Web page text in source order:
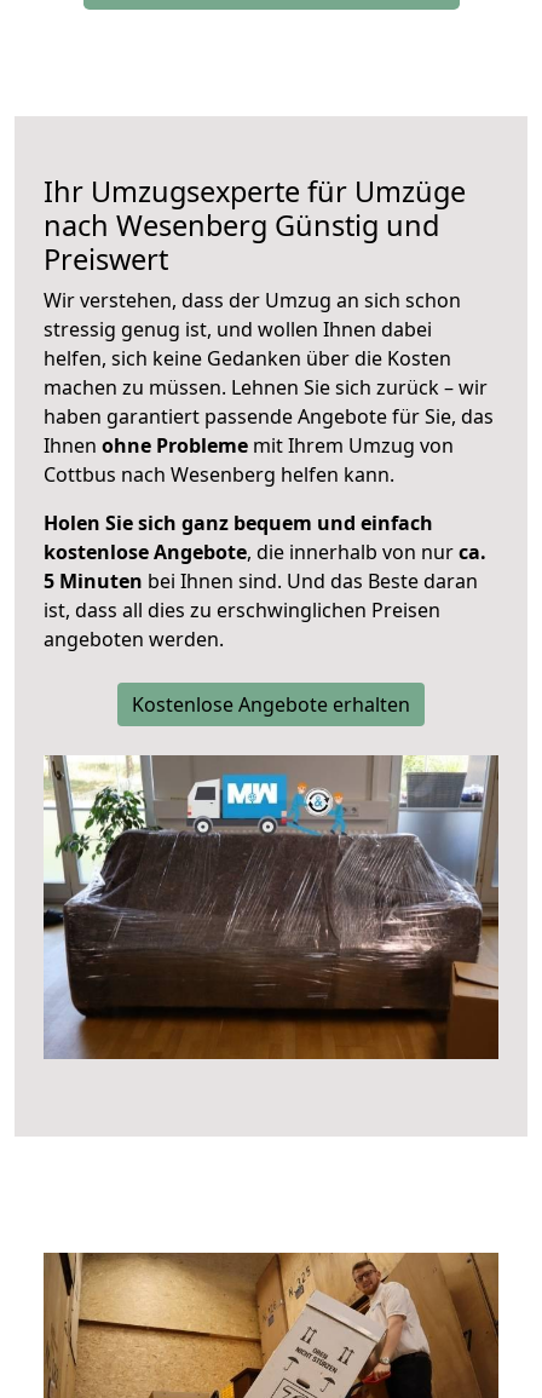
Ihr Umzugsexperte für Umzüge
nach Wesenberg Günstig und
Preiswert
Wir verstehen, dass der Umzug an sich schon
stressig genug ist, und wollen Ihnen dabei
helfen, sich keine Gedanken über die Kosten
machen zu müssen. Lehnen Sie sich zurück – wir
haben garantiert passende Angebote für Sie, das
Ihnen ohne Probleme mit Ihrem Umzug von
Cottbus nach Wesenberg helfen kann.
Holen Sie sich ganz bequem und einfach
kostenlose Angebote, die innerhalb von nurca.
5 Minuten bei Ihnen sind. Und das Beste daran
ist, dass all dies zu erschwinglichen Preisen
angeboten werden.
Kostenlose Angebote erhalten